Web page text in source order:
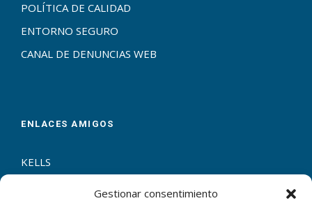
Gestionar consentimiento
POLÍTICA DE CALIDAD
ENTORNO SEGURO
CANAL DE DENUNCIAS WEB
ENLACES AMIGOS
KELLS